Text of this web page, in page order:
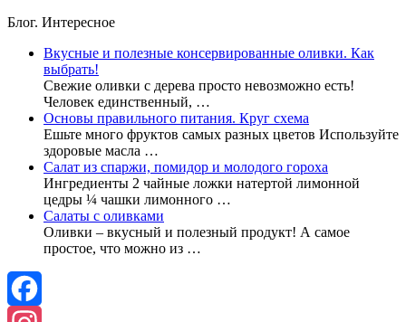
Блог. Интересное
Вкусные и полезные консервированные оливки. Как
выбрать!
Свежие оливки с дерева просто невозможно есть!
Человек единственный, …
Основы правильного питания. Круг схема
Ешьте много фруктов самых разных цветов Используйте
здоровые масла …
Салат из спаржи, помидор и молодого гороха
Ингредиенты 2 чайные ложки натертой лимонной
цедры ¼ чашки лимонного …
Салаты с оливками
Оливки – вкусный и полезный продукт! А самое
простое, что можно из …